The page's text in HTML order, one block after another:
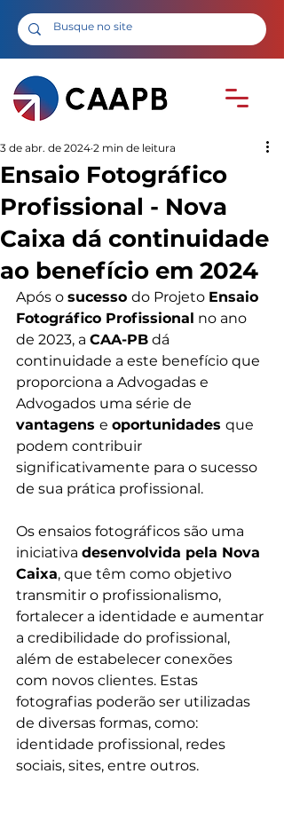
Ensaio Fotográfico
Profissional - Nova
Caixa dá continuidade
ao benefício em 2024
3 de abr. de 2024 2 min de leitura
Após o sucesso do Projeto Ensaio
Fotográfico Profissional no ano
de 2023, a CAA-PB dá
continuidade a este benefício que
proporciona a Advogadas e
Advogados uma série de
vantagens e oportunidades que
podem contribuir
significativamente para o sucesso
de sua prática profissional.
Os ensaios fotográficos são uma
iniciativa desenvolvida pela Nova
Caixa, que têm como objetivo
transmitir o profissionalismo,
fortalecer a identidade e aumentar
a credibilidade do profissional,
além de estabelecer conexões
com novos clientes. Estas
fotografias poderão ser utilizadas
de diversas formas, como:
identidade profissional, redes
sociais, sites, entre outros.